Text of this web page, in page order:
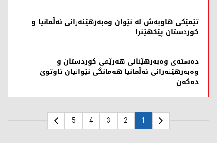
تێمێکی هاوبەش لە نێوان وەبەرهێنەرانی ئەڵمانیا و
کوردستان پێکهێنرا
ده‌سته‌ی وه‌به‌رهێنانی هه‌رێمی كوردستان و
وه‌به‌رهێنه‌رانی ئه‌ڵمانیا هه‌مانگی نێوانیان تاوتوێ
ده‌كه‌ن
1
2
3
4
5